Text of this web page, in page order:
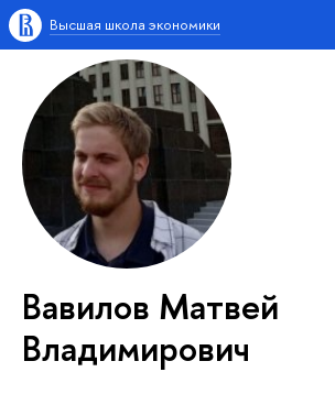
Высшая школа экономики
Вавилов Матвей
Владимирович